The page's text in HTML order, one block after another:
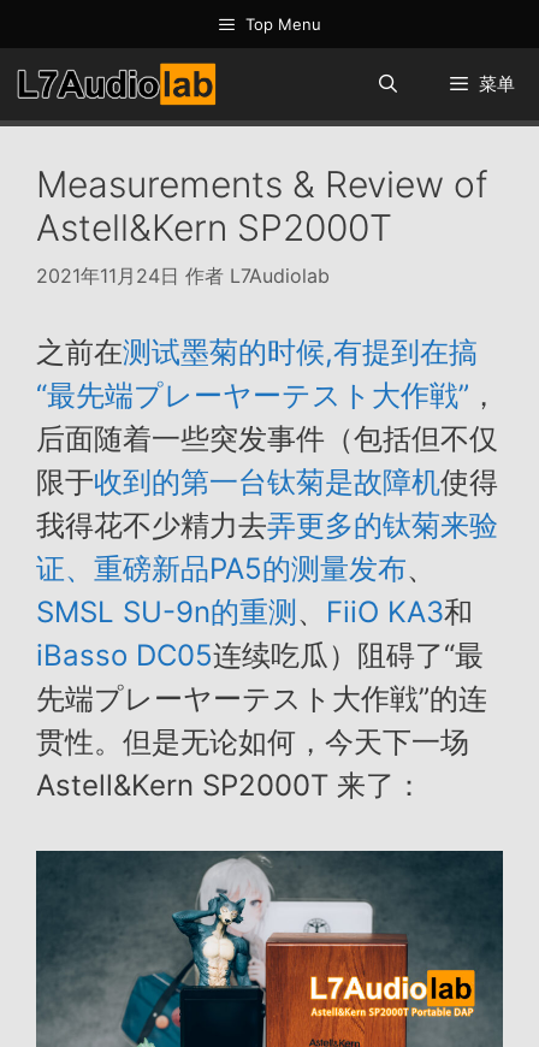
至
内
容
Top Menu
菜单
Measurements & Review of
Astell&Kern SP2000T
2021年11月24日 作者 L7Audiolab
之前在测试墨菊的时候,有提到在搞
“最先端プレーヤーテスト大作戦” ，
后面随着一些突发事件（包括但不仅
限于收到的第一台钛菊是故障机使得
我得花不少精力去弄更多的钛菊来验
证、 重磅新品PA5的测量发布、
SMSL SU-9n的重测 、 FiiO KA3和
iBasso DC05连续吃瓜）阻碍了“最
先端プレーヤーテスト大作戦”的连
贯性。但是无论如何，今天下一场
Astell&Kern SP2000T 来了：